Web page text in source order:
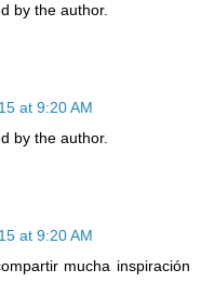
by the author.
at 9:20 AM
by the author.
at 9:20 AM
mucha inspiración